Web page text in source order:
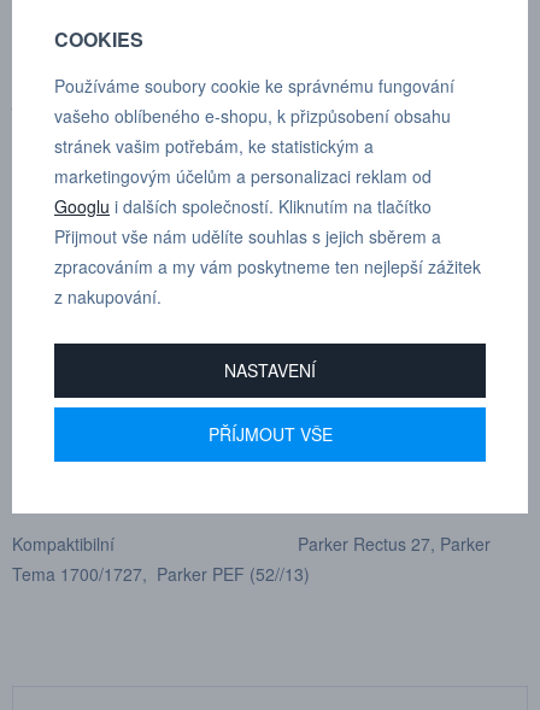
prostřednictvím poptávkového formuláře.
TECHNICKÉ ÚDAJE
Průměr jmenovitého průtoku 10,4mm (13/32")
Průtok 4000 l/min
Max. pracovní tlak 16 bar
Min. tlak při roztržení 140 bar
Síla nutná ke spojení 140 N
Rozsah teplot -20°C-+100°C
Kompaktibilní Parker Rectus 27, Parker
Tema 1700/1727, Parker PEF (52//13)
COOKIES
Používáme soubory cookie ke správnému fungování
vašeho oblíbeného e-shopu, k přizpůsobení obsahu
stránek vašim potřebám, ke statistickým a
marketingovým účelům a personalizaci reklam od
Googlu i dalších společností. Kliknutím na tlačítko
Přijmout vše nám udělíte souhlas s jejich sběrem a
zpracováním a my vám poskytneme ten nejlepší zážitek
z nakupování.
NASTAVENÍ
PŘÍJMOUT VŠE